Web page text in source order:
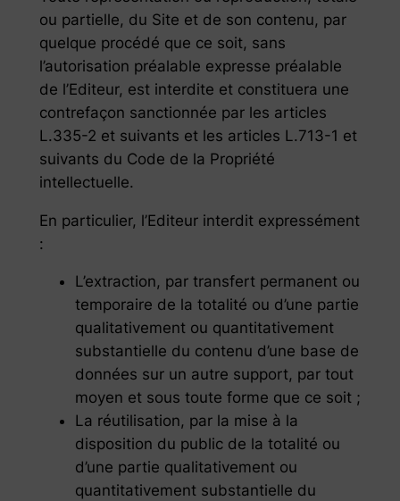
ou partielle, du Site et de son contenu, par
quelque procédé que ce soit, sans
l’autorisation préalable expresse préalable
de l’Editeur, est interdite et constituera une
contrefaçon sanctionnée par les articles
L.335-2 et suivants et les articles L.713-1 et
suivants du Code de la Propriété
intellectuelle.
En particulier, l’Editeur interdit expressément
:
L’extraction, par transfert permanent ou
temporaire de la totalité ou d’une partie
qualitativement ou quantitativement
substantielle du contenu d’une base de
données sur un autre support, par tout
moyen et sous toute forme que ce soit ;
La réutilisation, par la mise à la
disposition du public de la totalité ou
d’une partie qualitativement ou
quantitativement substantielle du